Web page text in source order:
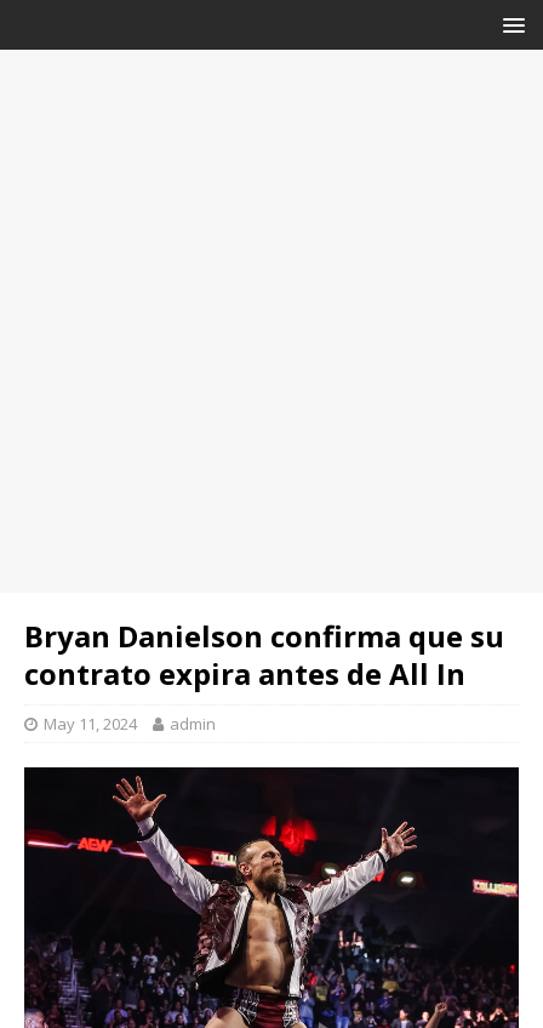
Bryan Danielson confirma que su
contrato expira antes de All In
May 11, 2024 admin